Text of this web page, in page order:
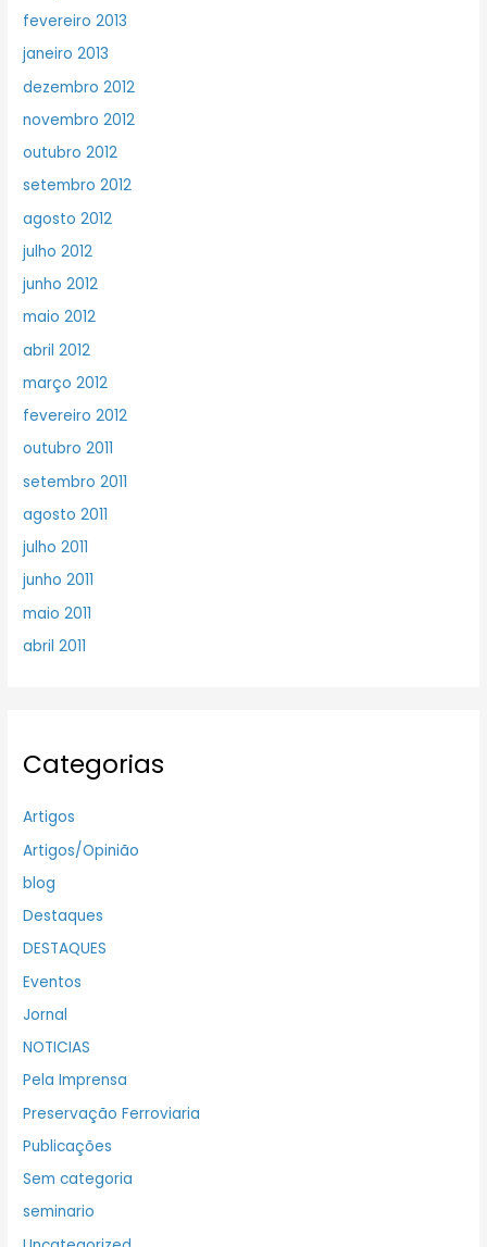
fevereiro 2013
janeiro 2013
dezembro 2012
novembro 2012
outubro 2012
setembro 2012
agosto 2012
julho 2012
junho 2012
maio 2012
abril 2012
março 2012
fevereiro 2012
outubro 2011
setembro 2011
agosto 2011
julho 2011
junho 2011
maio 2011
abril 2011
Categorias
Artigos
Artigos/Opinião
blog
Destaques
DESTAQUES
Eventos
Jornal
NOTICIAS
Pela Imprensa
Preservação Ferroviaria
Publicações
Sem categoria
seminario